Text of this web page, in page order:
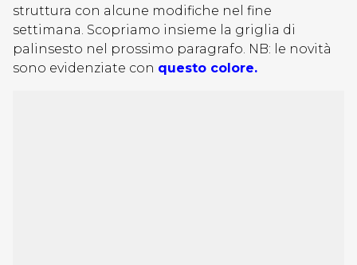
struttura con alcune modifiche nel fine
settimana. Scopriamo insieme la griglia di
palinsesto nel prossimo paragrafo. NB: le novità
sono evidenziate con questo colore.